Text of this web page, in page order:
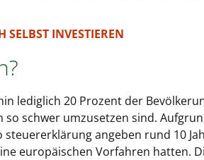
INVESTIEREN
lediglich 20 Prozent der
schwer umzusetzen sind.
angeben rund 10
europäischen Vorfahren hatten.